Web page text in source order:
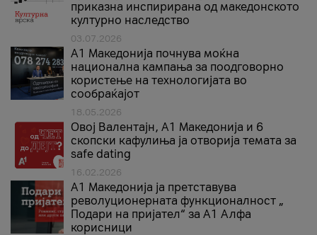
приказна инспирирана од македонското
културно наследство
03.07.2026
A1 Македонија почнува моќна
национална кампања за поодговорно
користење на технологијата во
сообраќајот
18.05.2026
Овој Валентајн, A1 Македонија и 6
скопски кафулиња ја отворија темата за
safe dating
16.02.2026
А1 Македонија ја претставува
револуционерната функционалност „
Подари на пријател“ за А1 Алфа
корисници